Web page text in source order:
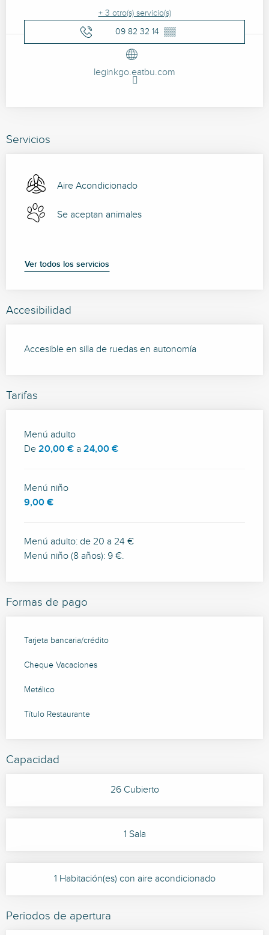
+ 3 otro(s) servicio(s)
09 82 32 14 ▒▒
leginkgo.eatbu.com
Servicios
Aire Acondicionado
Se aceptan animales
Ver todos los servicios
Accesibilidad
Accesible en silla de ruedas en autonomía
Tarifas
Tarifas 2026
Menú adulto
De 20,00 € a 24,00 €
Menú niño
9,00 €
Menú adulto: de 20 a 24 €
Menú niño (8 años): 9 €.
Formas de pago
Tarjeta bancaria/crédito
Cheque Vacaciones
Metálico
Título Restaurante
Capacidad
26 Cubierto
1 Sala
1 Habitación(es) con aire acondicionado
Periodos de apertura